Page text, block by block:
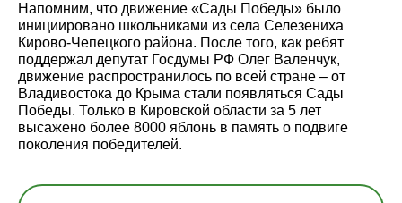
Напомним, что движение «Сады Победы» было
инициировано школьниками из села Селезениха
Кирово-Чепецкого района. После того, как ребят
поддержал депутат Госдумы РФ Олег Валенчук,
движение распространилось по всей стране – от
Владивостока до Крыма стали появляться Сады
Победы. Только в Кировской области за 5 лет
высажено более 8000 яблонь в память о подвиге
поколения победителей.